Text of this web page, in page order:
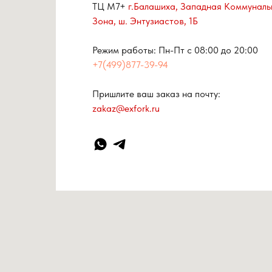
ТЦ М7+ г.Балашиха, Западная
Зона, ш. Энтузиастов, 1Б
Режим работы: Пн-Пт с 08:00 до 20:00
+7(499)877-39-94
Пришлите ваш заказ на почту:
zakaz@exfork.ru